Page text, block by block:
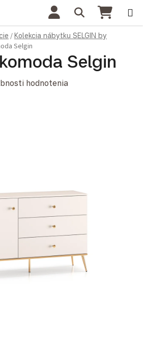
Hľadať
/Kolekcia nábytku SELGIN by
Selgin
Selgin
je 0,0 z 5 hviezdičiek.
hodnotenia